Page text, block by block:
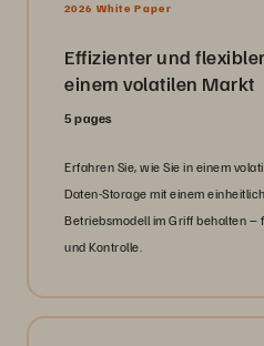
2026 White Paper
Effizienter und
einem volatilen Markt
5 pages
Erfahren Sie, wie Sie in einem
Daten-Storage mit einem
Betriebsmodell im Griff behalten –
und Kontrolle.